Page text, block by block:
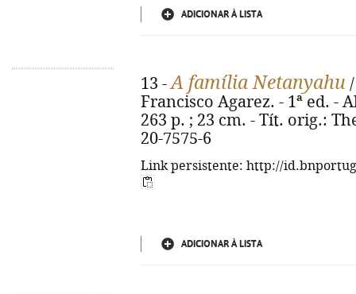
ADICIONAR À LISTA
13 -A família Netanyahu
Francisco Agarez. - 1ª ed. -
263 p. ; 23 cm. - Tít. orig.:
20-7575-6
Link persistente: http://
ADICIONAR À LISTA